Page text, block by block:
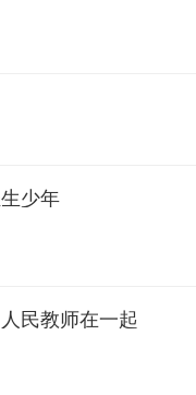
少年
民教师在一起